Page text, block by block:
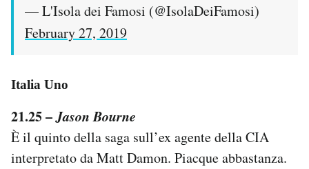
— L'Isola dei Famosi (@IsolaDeiFamosi)
February 27, 2019
Italia Uno
21.25 –Jason Bourne
È il quinto della saga sull’ex agente della CIA
interpretato da Matt Damon. Piacque abbastanza.